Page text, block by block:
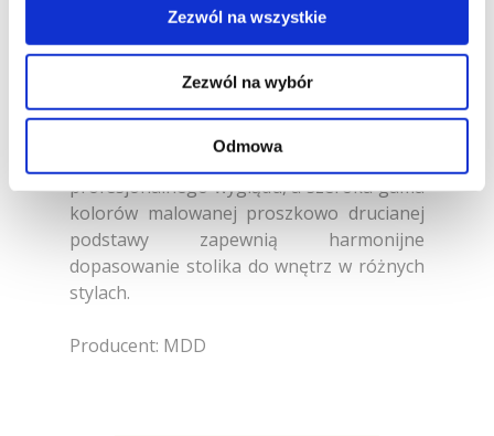
Zezwól na wszystkie
Zezwól na wybór
Odmowa
Zadomawiając się w przestrzeniach
wielofunkcyjnych, umożliwia
Użytkownikom błyskawiczną aranżację
stref wspólnej pracy i spotkań. Klasyczna
okleina dębowa oraz praktyczny i
elegancki laminat Fenix nadadzą blatowi
profesjonalnego wyglądu, a szeroka gama
kolorów malowanej proszkowo drucianej
podstawy zapewnią harmonijne
dopasowanie stolika do wnętrz w różnych
stylach.
Producent: MDD